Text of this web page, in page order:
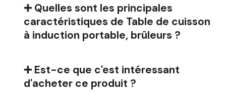
➕ Quelles sont les principales
caractéristiques de Table de cuisson
à induction portable, brûleurs ?
➕ Est-ce que c'est intéressant
d'acheter ce produit ?